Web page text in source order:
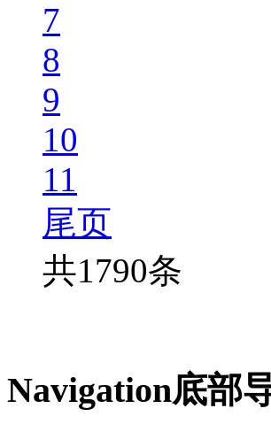
7
8
9
10
11
尾页
共1790条
Navigation底部